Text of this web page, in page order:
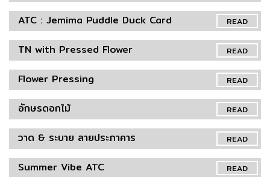
READ
ATC : Jemima Puddle Duck Card
READ
TN with Pressed Flower
READ
Flower Pressing
READ
อักษรดอกไม้
READ
วาด & ระบาย ลายประภาคาร
READ
Summer Vibe ATC